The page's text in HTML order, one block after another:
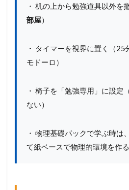
の
ア
ョ
壌
”
遠
・ 机の上から勉強道具以外を
部屋）
・ タイマーを視界に置く（
モドーロ）
・ 椅子を「勉強専用」に設定
ない）
・ 物理基礎パックで学ぶ時は
て紙ベースで物理的環境を作る